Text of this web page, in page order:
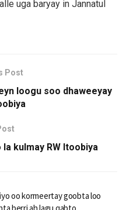
uga baryay in Jannatul
Post
loogu soo dhaweeyay
kulmay RW Itoobiya
oo kormeertay goobta loo